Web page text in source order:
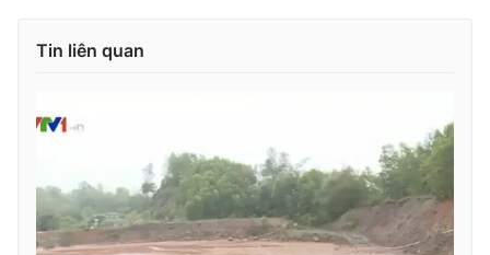
Chuyên mục khác
Infographic
Video Shorts video
Tin liên quan